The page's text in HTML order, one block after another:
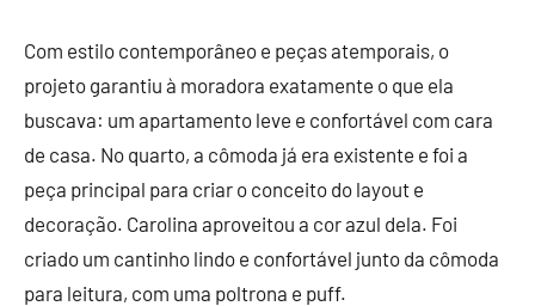
Com estilo contemporâneo e peças atemporais, o
projeto garantiu à moradora exatamente o que ela
buscava: um apartamento leve e confortável com cara
de casa. No quarto, a cômoda já era existente e foi a
peça principal para criar o conceito do layout e
decoração. Carolina aproveitou a cor azul dela. Foi
criado um cantinho lindo e confortável junto da cômoda
para leitura, com uma poltrona e puff.